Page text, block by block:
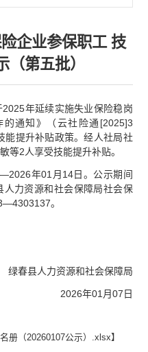
企业参保职工 技
（第五批）
年延续实施失业保险稳岗
通知》（云社险通[2025]3
能提升补贴政策。经人社局社
等2人享受技能提升补贴。
年01月14日。公示期间
力资源和社会保障局社会保
。
绿春县人力资源和社会保障局
2026年01月07日
册（20260107公示）.xlsx】